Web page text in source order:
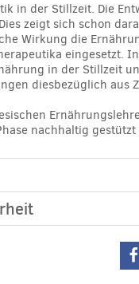
in der Stillzeit. Die
zeigt sich schon
Wirkung die
eingesetzt.
in der Stillzeit
diesbezüglich aus
nachhaltig